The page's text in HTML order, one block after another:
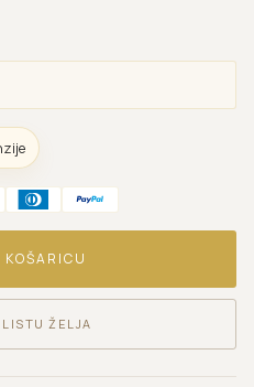
LISTU ŽELJA